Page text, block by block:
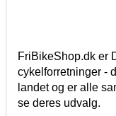
FriBikeShop.dk er
cykelforretninger -
landet og er alle
se deres udvalg.